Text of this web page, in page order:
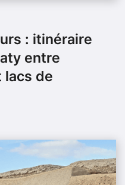
: itinéraire
entre
lacs de